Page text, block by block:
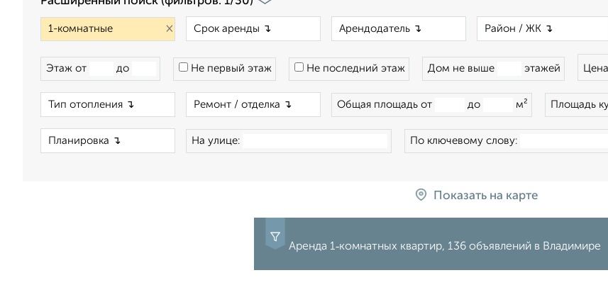
×
Этаж от до Не первый этаж Не последний этаж Дом не выше этажей
Общая площадь от до м² Площадь
На улице: По ключевому слову:
Показать на карте
Аренда 1‑комнатных квартир, 136 объявлений в Владимире